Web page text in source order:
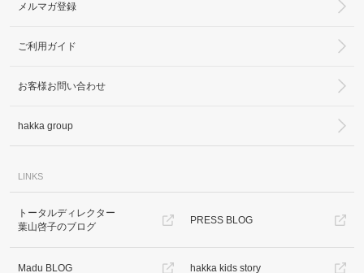
メルマガ登録
ご利用ガイド
お客様お問い合わせ
hakka group
LINKS
トータルディレクター
葉山啓子のブログ
PRESS BLOG
Madu BLOG hakka kids story